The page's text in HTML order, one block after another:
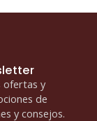
ofertas y
de
y consejos.